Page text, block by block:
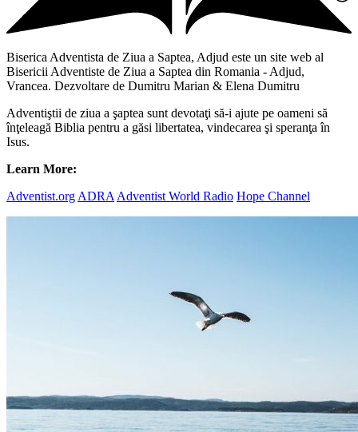
Biserica Adventista de Ziua a Saptea, Adjud este un site web al
Bisericii Adventiste de Ziua a Saptea din Romania - Adjud,
Vrancea. Dezvoltare de Dumitru Marian & Elena Dumitru
Adventiştii de ziua a şaptea sunt devotaţi să-i ajute pe oameni să
înţeleagă Biblia pentru a găsi libertatea, vindecarea şi speranţa în
Isus.
Learn More:
Adventist.org ADRA Adventist World Radio Hope Channel